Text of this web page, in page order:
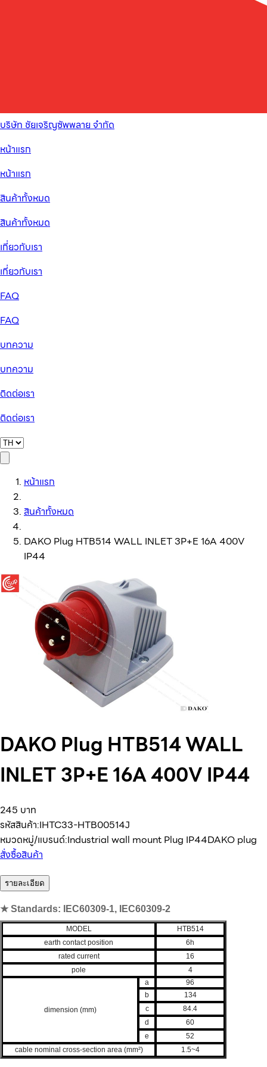
บริษัท ชัยเจริญซัพพลาย จำกัด
หน้าแรก
หน้าแรก
สินค้าทั้งหมด
สินค้าทั้งหมด
เกี่ยวกับเรา
เกี่ยวกับเรา
FAQ
FAQ
บทความ
บทความ
ติดต่อเรา
ติดต่อเรา
หน้าแรก
สินค้าทั้งหมด
DAKO Plug HTB514 WALL INLET 3P+E 16A 400V
IP44
DAKO Plug HTB514 WALL
INLET 3P+E 16A 400V IP44
245 บาท
รหัสสินค้า:IHTC33-HTB00514J
หมวดหมู่/แบรนด์:Industrial wall mount Plug IP44DAKO plug
สั่งซื้อสินค้า
รายละเอียด
★ Standards: IEC60309-1, IEC60309-2
MODEL
HTB514
earth contact position
6h
rated current
16
pole
4
dimension (mm)
a
96
b
134
c
84.4
d
60
e
52
cable nominal cross-section area (mm²)
1.5~4